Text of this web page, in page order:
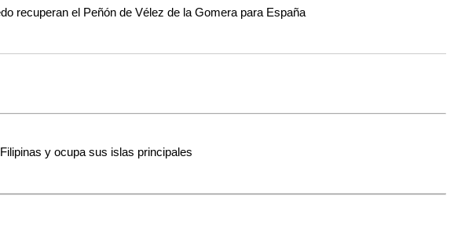
recuperan el Peñón de Vélez de la Gomera para España
y ocupa sus islas principales